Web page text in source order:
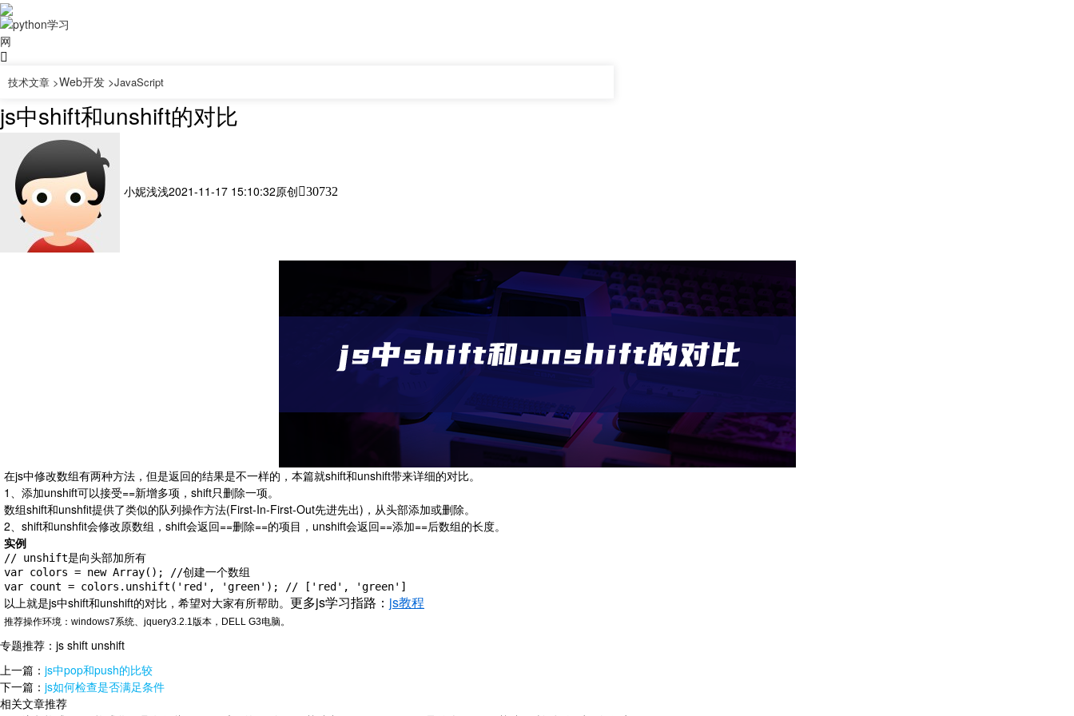
技术文章 >Web开发 >JavaScript
js中shift和unshift的对比
小妮浅浅2021-11-17 15:10:32原创 30732
在js中修改数组有两种方法，但是返回的结果是不一样的，本篇就shift和unshift带来详细的对比。
1、添加unshift可以接受==新增多项，shift只删除一项。
数组shift和unshfit提供了类似的队列操作方法(First-In-First-Out先进先出)，从头部添加或删除。
2、shift和unshfit会修改原数组，shift会返回==删除==的项目，unshift会返回==添加==后数组的长度。
实例
// unshift是向头部加所有
var colors = new Array(); //创建一个数组
var count = colors.unshift('red', 'green'); // ['red', 'green']
以上就是js中shift和unshift的对比，希望对大家有所帮助。 更多js学习指路： js教程
推荐操作环境：windows7系统、jquery3.2.1版本，DELL G3电脑。
专题推荐： js shift unshift
上一篇： js中pop和push的比较
下一篇： js如何检查是否满足条件
相关文章推荐